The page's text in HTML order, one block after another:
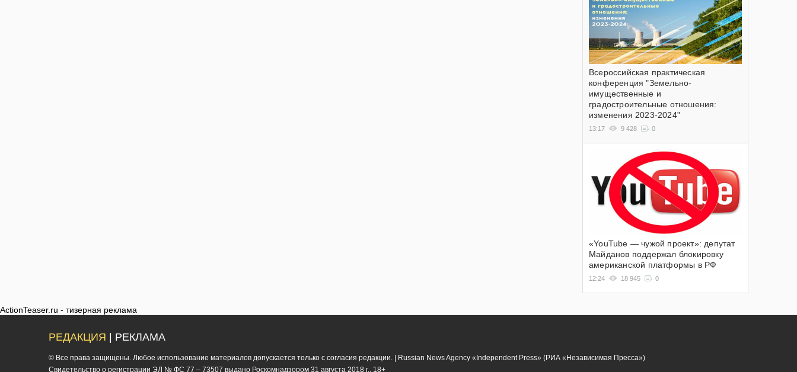
Всероссийская практическая
конференция "Земельно-
имущественные и
градостроительные отношения:
изменения 2023-2024"
13:17 9 428 0
«YouTube — чужой проект»: депутат
Майданов поддержал блокировку
американской платформы в РФ
12:24 18 945 0
ActionTeaser.ru - тизерная реклама
РЕДАКЦИЯ | РЕКЛАМА
© Все права защищены. Любое использование материалов допускается только с согласия редакции. | Russian News Agency «Independent Press» (РИА «Независимая Пресса»)
Cвидетельство о регистрации ЭЛ № ФС 77 – 73507 выдано Роскомнадзором 31 августа 2018 г.. 18+